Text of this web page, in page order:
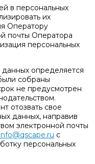
в персональных
их
Оператору
почты Оператора
персональных
определяется
собраны
не предусмотрен
отозвать свое
данных, направив
электронной почты
info@qscape.ru с
персональных